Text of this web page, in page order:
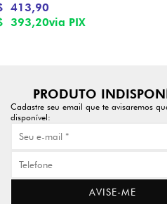
393,20via PIX
413,90
PRODUTO
Cadastre seu email que te avisaremos
disponível:
AVISE-ME